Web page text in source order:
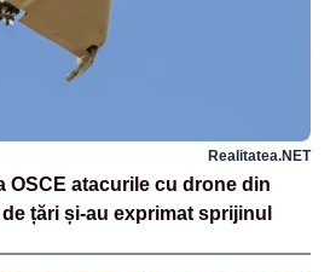
Realitatea.NET
OSCE atacurile cu drone din
țări și-au exprimat sprijinul